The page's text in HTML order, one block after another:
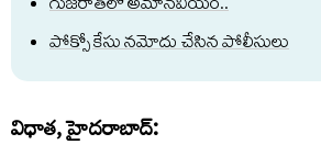
గుజరాత్‌లో అమానవీయం..
పోక్సో కేసు నమోదు చేసిన పోలీసులు
విధాత, హైదరాబాద్: